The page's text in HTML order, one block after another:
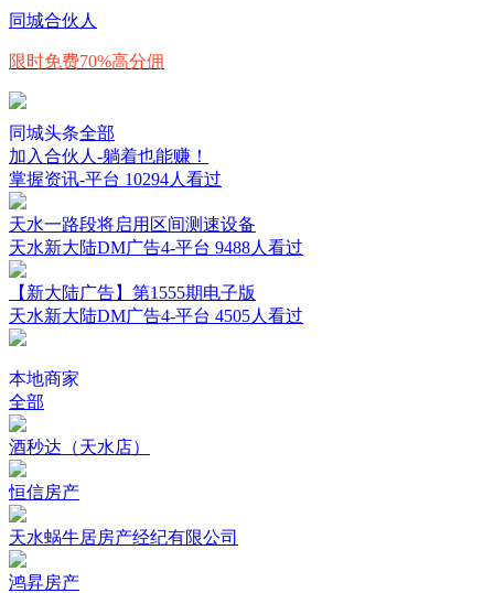
同城合伙人
限时免费70%高分佣
同城头条全部
加入合伙人-躺着也能赚！
掌握资讯-平台 10294人看过
天水一路段将启用区间测速设备
天水新大陆DM广告4-平台 9488人看过
【新大陆广告】第1555期电子版
天水新大陆DM广告4-平台 4505人看过
本地商家
全部
酒秒达（天水店）
恒信房产
天水蜗牛居房产经纪有限公司
鸿昇房产